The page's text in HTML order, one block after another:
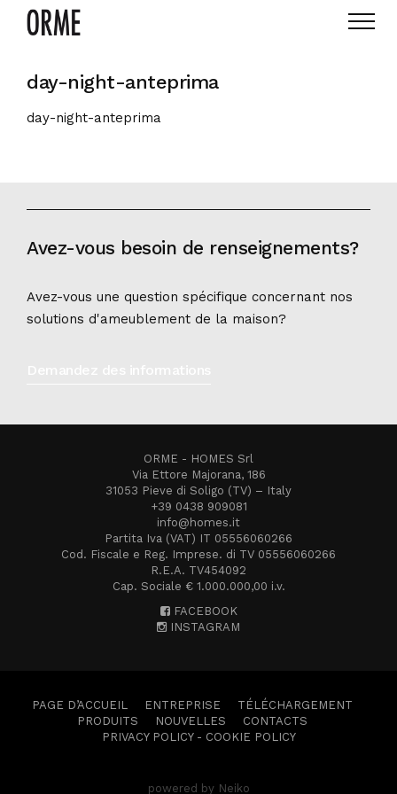
day-night-anteprima
day-night-anteprima
Avez-vous besoin de renseignements?
Avez-vous une question spécifique concernant nos
solutions d'ameublement de la maison?
ORME - HOMES Srl
Via Ettore Majorana, 186
31053 Pieve di Soligo (TV) – Italy
+39 0438 909081
info@homes.it
Partita Iva (VAT) IT 05556060266
Cod. Fiscale e Reg. Imprese. di TV 05556060266
R.E.A. TV454092
Cap. Sociale € 1.000.000,00 i.v.
FACEBOOK
INSTAGRAM
PAGE D’ACCUEIL ENTREPRISE
TÉLÉCHARGEMENT
PRODUITS
NOUVELLES
CONTACTS
PRIVACY POLICY- COOKIE POLICY
powered by Neiko